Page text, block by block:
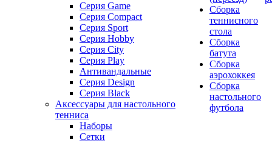
Серия Game
Серия Compact
Серия Sport
Серия Hobby
Серия City
Серия Play
Антивандальные
Серия Design
Серия Black
Аксессуары для настольного
тенниса
Наборы
Сетки
Сборка
теннисного
стола
Сборка
батута
Сборка
аэрохоккея
Сборка
настольного
футбола